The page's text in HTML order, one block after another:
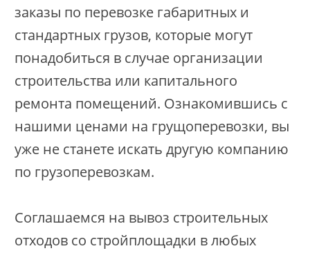
заказы по перевозке габаритных и
стандартных грузов, которые могут
понадобиться в случае организации
строительства или капитального
ремонта помещений. Ознакомившись с
нашими ценами на грущоперевозки, вы
уже не станете искать другую компанию
по грузоперевозкам.
Соглашаемся на вывоз строительных
отходов со стройплощадки в любых